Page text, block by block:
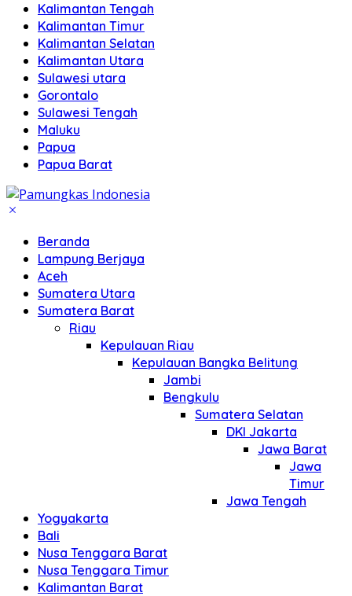
Kalimantan Tengah
Kalimantan Timur
Kalimantan Selatan
Kalimantan Utara
Sulawesi utara
Gorontalo
Sulawesi Tengah
Maluku
Papua
Papua Barat
Beranda
Lampung Berjaya
Aceh
Sumatera Utara
Sumatera Barat
Riau
Kepulauan Riau
Kepulauan Bangka Belitung
Jambi
Bengkulu
Sumatera Selatan
DKI Jakarta
Jawa Barat
Jawa
Timur
Jawa Tengah
Yogyakarta
Bali
Nusa Tenggara Barat
Nusa Tenggara Timur
Kalimantan Barat